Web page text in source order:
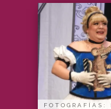
FOTOGRAFÍAS: